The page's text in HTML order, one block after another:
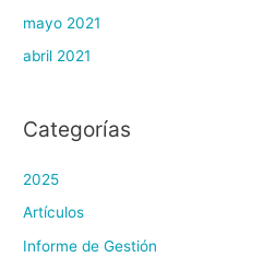
mayo 2021
abril 2021
Categorías
2025
Artículos
Informe de Gestión